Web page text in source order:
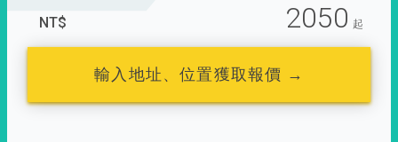
NT$ 2050 起
輸入地址、位置獲取報價 →